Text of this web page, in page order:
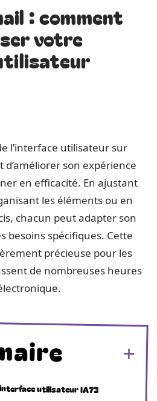
: comment
votre
l’interface utilisateur sur
son expérience
en efficacité. En ajustant
les éléments ou en
chacun peut adapter son
besoins spécifiques. Cette
précieuse pour les
de nombreuses heures
utilisateur IA73